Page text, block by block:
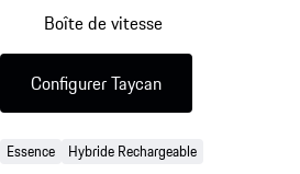
Boîte de vitesse
Configurer Taycan
Essence Hybride Rechargeable